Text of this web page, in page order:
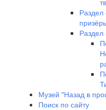
Музей "Назад в
Поиск по сайту